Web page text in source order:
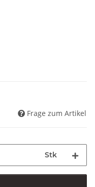
Frage zum Artikel
Stk